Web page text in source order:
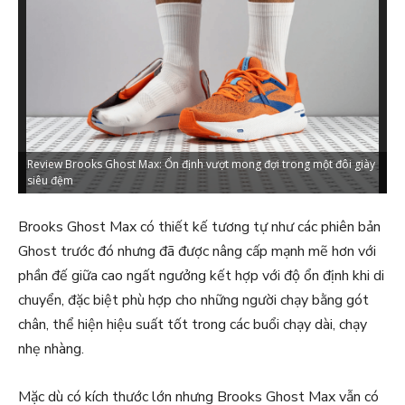
Review Brooks Ghost Max: Ổn định vượt mong đợi trong một đôi giày
siêu đệm
Brooks Ghost Max có thiết kế tương tự như các phiên bản
Ghost trước đó nhưng đã được nâng cấp mạnh mẽ hơn với
phần đế giữa cao ngất ngưởng kết hợp với độ ổn định khi di
chuyển, đặc biệt phù hợp cho những người chạy bằng gót
chân, thể hiện hiệu suất tốt trong các buổi chạy dài, chạy
nhẹ nhàng.
Mặc dù có kích thước lớn nhưng Brooks Ghost Max vẫn có